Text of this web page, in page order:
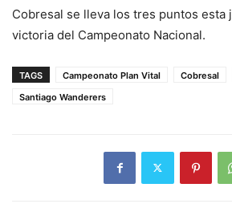
Cobresal se lleva los tres puntos esta
victoria del Campeonato Nacional.
TAGS Campeonato Plan Vital Cobresal
Santiago Wanderers